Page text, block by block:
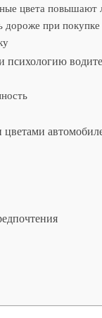
цвета повышают
дороже при покупке
психологию